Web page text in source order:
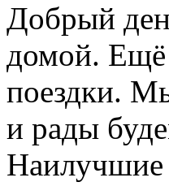
Добрый
домой. Ещё
поездки.
и рады
Наилучшие